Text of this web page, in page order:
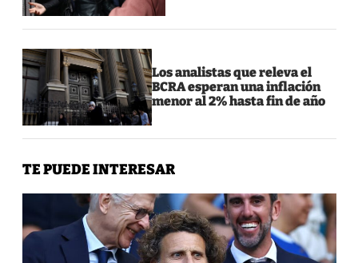
Los analistas que releva el
BCRA esperan una inflación
menor al 2% hasta fin de año
TE PUEDE INTERESAR